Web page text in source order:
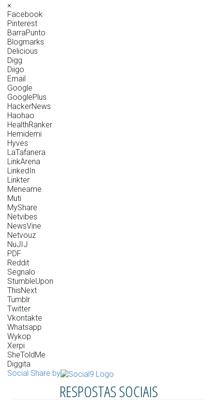
×
Facebook
Pinterest
BarraPunto
Blogmarks
Delicious
Digg
Diigo
Email
Google
GooglePlus
HackerNews
Haohao
HealthRanker
Hemidemi
Hyves
LaTafanera
LinkArena
LinkedIn
Linkter
Meneame
Muti
MyShare
Netvibes
NewsVine
Netvouz
NuJIJ
PDF
Reddit
Segnalo
StumbleUpon
ThisNext
Tumblr
Twitter
Vkontakte
Whatsapp
Wykop
Xerpi
SheToldMe
Diggita
Social Share by
RESPOSTAS SOCIAIS